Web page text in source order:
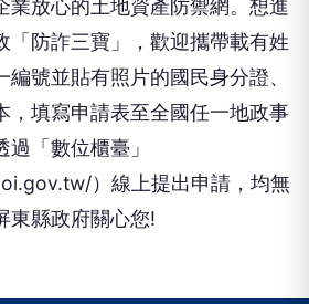
業放心的土地資產防禦網。想進
「防詐三寶」，歡迎攜帶載有姓
號並貼有照片的國民身分證、
，填寫申請表至全國任一地政事
「數位櫃臺」
）線上提出申請，均無
東縣政府關心您!